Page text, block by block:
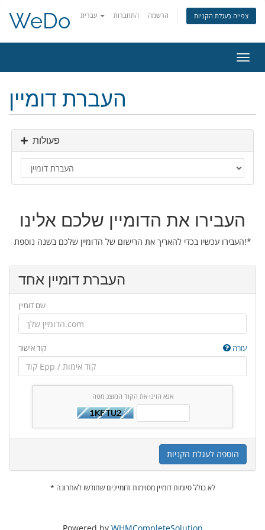
התחברות הרשמה צפייה בעגלת הקניות WeDo
ניווט
העברת דומיין
פעולות
העבירו את הדומיין שלכם אלינו
העבירו עכשיו בכדי להאריך את הרישום של הדומיין שלכם בשנה נוספת!*
העברת דומיין אחד
שם דומיין
קוד אישור עזרה
אנא הזינו את הקוד המוצג מטה
הוספה לעגלת הקניות
* לא כולל סיומות דומיין מסוימות ודומיינים שחודשו לאחרונה